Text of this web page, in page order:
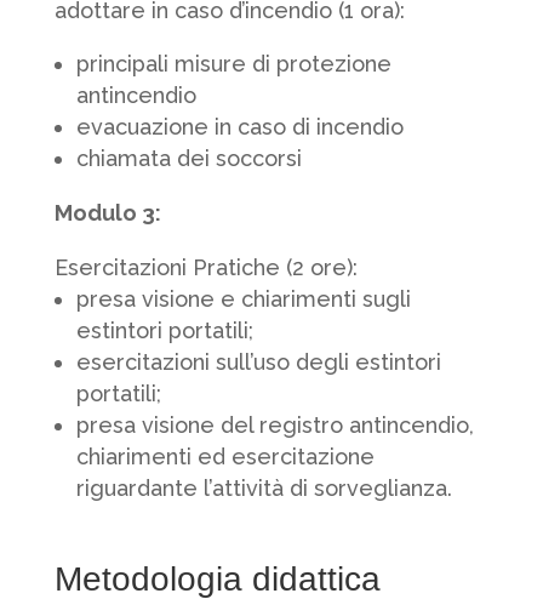
adottare in caso d’incendio (1 ora):
principali misure di protezione
antincendio
evacuazione in caso di incendio
chiamata dei soccorsi
Modulo 3:
Esercitazioni Pratiche (2 ore):
presa visione e chiarimenti sugli
estintori portatili;
esercitazioni sull’uso degli estintori
portatili;
presa visione del registro antincendio,
chiarimenti ed esercitazione
riguardante l’attività di sorveglianza.
Metodologia didattica